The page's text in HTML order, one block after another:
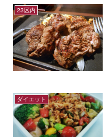
23区内
ダイエット